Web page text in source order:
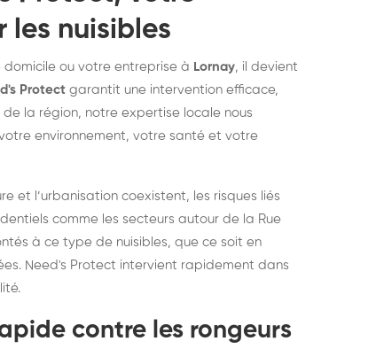
de nid de
asiatiques :
partout en
les nuisibles
domicile ou votre entreprise à Lornay, il devient
Protect garantit une intervention efficace,
la région, notre expertise locale nous
environnement, votre santé et votre
et l’urbanisation coexistent, les risques liés
comme les secteurs autour de la Rue
à ce type de nuisibles, que ce soit en
Need's Protect intervient rapidement dans
contre les rongeurs